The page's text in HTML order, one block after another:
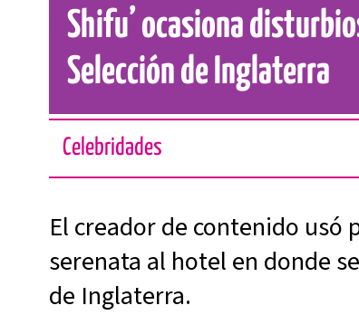
Shifu’ ocasiona
Selección de Inglaterra
Celebridades
El creador de contenido usó
serenata al hotel en donde
de Inglaterra.